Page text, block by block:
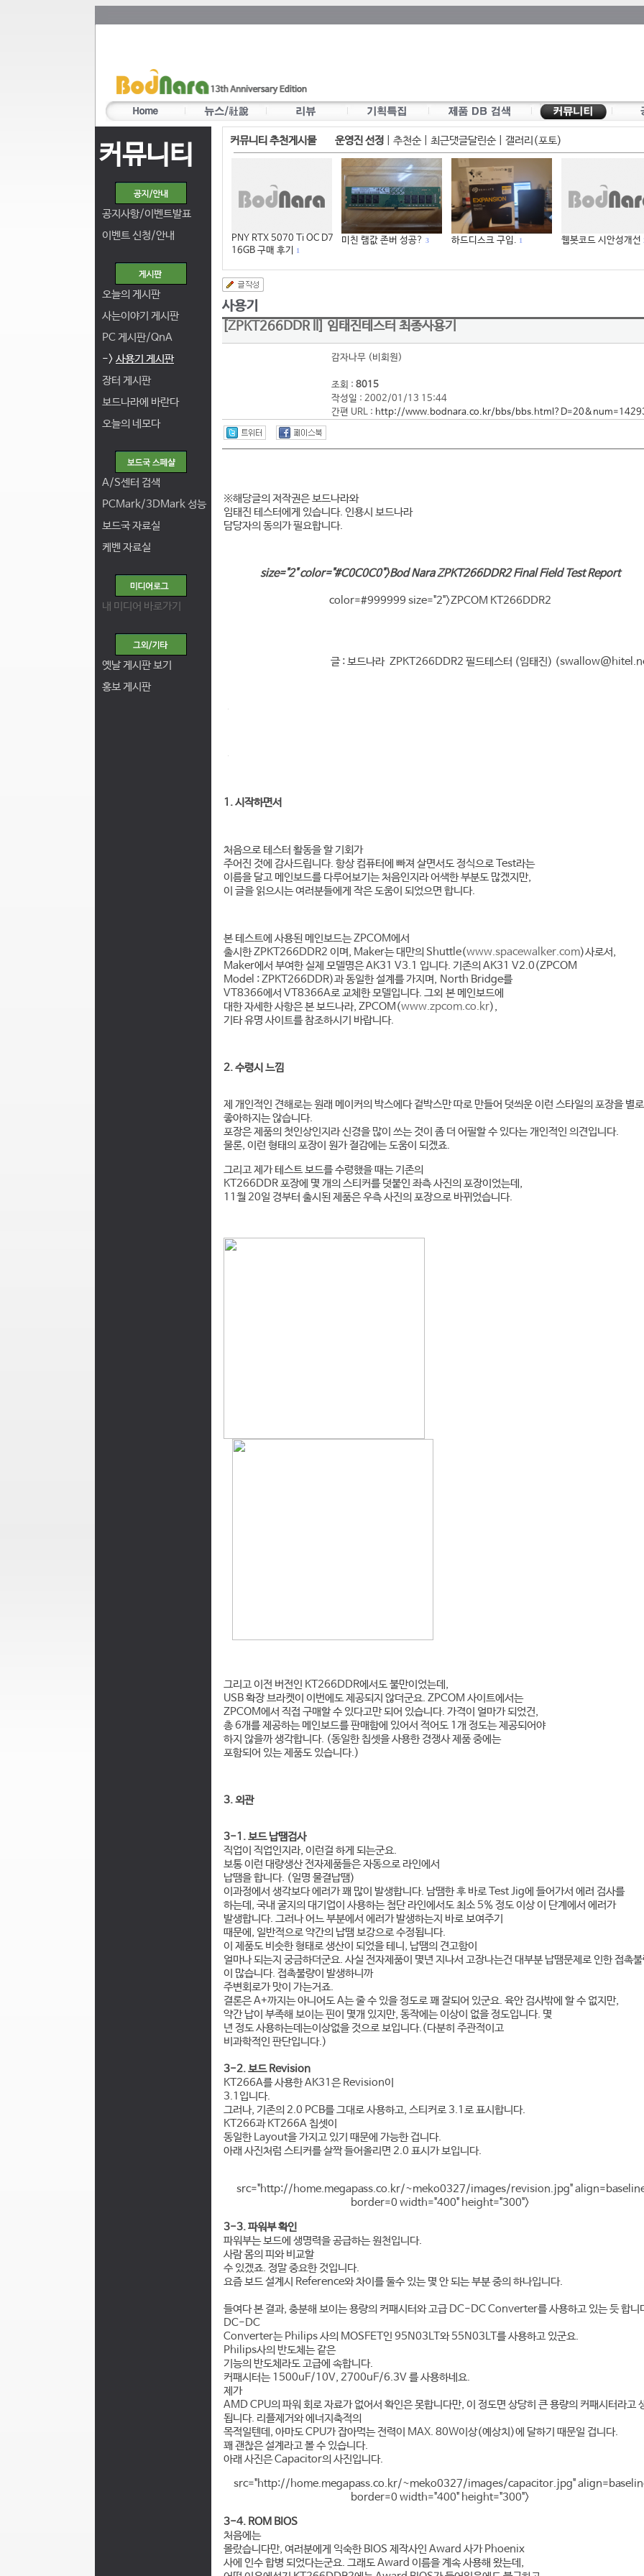
커뮤니티
공지사항/이벤트발표
이벤트 신청/안내
오늘의 게시판
사는이야기 게시판
PC 게시판/QnA
-> 사용기 게시판
장터 게시판
보드나라에 바란다
오늘의 네모다
A/S센터 검색
PCMark/3DMark 성능
보드국 자료실
케벤 자료실
내 미디어 바로가기
옛날 게시판 보기
홍보 게시판
커뮤니티 추천게시물 운영진 선정 추천순| 최근댓글달린순| 갤러리(포토)
PNY RTX 5070 Ti OC D7
16GB 구매 후기
1
미친 램값 존버 성공? 3 하드디스크 구입. 1 웹봇코드 시안성개선
[ZPKT266DDR ll] 임태진테스터 최종사용기
감자나무 (비회원)
조회 : 8015
작성일 : 2002/01/13 15:44
간편 URL : http://www.bodnara.co.kr/bbs/
※해당글의 저작권은 보드나라와
임태진 테스터에게 있습니다. 인용시 보드나라
담당자의 동의가 필요합니다.
size="2" color="#C0C0C0">Bod Nara ZPKT266DDR2 Final Field Test Report
color=#999999 size="2">ZPCOM KT266DDR2
글 : 보드나라 ZPKT266DDR2 필드테스터 (임태진)
1. 시작하면서
처음으로 테스터 활동을 할 기회가
주어진 것에 감사드립니다. 항상 컴퓨터에 빠져 살면서도 정식으로 Test라는
이름을 달고 메인보드를 다루어보기는 처음인지라 어색한 부분도 많겠지만,
이 글을 읽으시는 여러분들에게 작은 도움이 되었으면 합니다.
본 테스트에 사용된 메인보드는 ZPCOM에서
출시한 ZPKT266DDR2 이며, Maker는 대만의 Shuttle(www.spacewalker.com)사로서,
Maker에서 부여한 실제 모델명은 AK31 V3.1 입니다. 기존의 AK31 V2.0(ZPCOM
Model : ZPKT266DDR)과 동일한 설계를 가지며, North Bridge를
VT8366에서 VT8366A로 교체한 모델입니다. 그외 본 메인보드에
대한 자세한 사항은 본 보드나라, ZPCOM(www.zpcom.co.kr),
기타 유명 사이트를 참조하시기 바랍니다.
2. 수령시 느낌
제 개인적인 견해로는 원래 메이커의 박스에다 겉박스만 따로 만들어 덧씌운 이런 스타일의 포장을 별로
좋아하지는 않습니다.
포장은 제품의 첫인상인지라 신경을 많이 쓰는 것이 좀 더 어필할 수 있다는 개인적인 의견입니다.
물론, 이런 형태의 포장이 원가 절감에는 도움이 되겠죠.
그리고 제가 테스트 보드를 수령했을 때는 기존의
KT266DDR 포장에 몇 개의 스티커를 덧붙인 좌측 사진의 포장이었는데,
11월 20일 경부터 출시된 제품은 우측 사진의 포장으로 바뀌었습니다.
그리고 이전 버전인 KT266DDR에서도 불만이었는데,
USB 확장 브라켓이 이번에도 제공되지 않더군요. ZPCOM 사이트에서는
ZPCOM에서 직접 구매할 수 있다고만 되어 있습니다. 가격이 얼마가 되었건,
총 6개를 제공하는 메인보드를 판매함에 있어서 적어도 1개 정도는 제공되어야
하지 않을까 생각합니다. (동일한 칩셋을 사용한 경쟁사 제품 중에는
포함되어 있는 제품도 있습니다.)
3. 외관
3-1. 보드 납땜검사
직업이 직업인지라, 이런걸 하게 되는군요.
보통 이런 대량생산 전자제품들은 자동으로 라인에서
납땜을 합니다. (일명 물결납땜)
이과정에서 생각보다 에러가 꽤 많이 발생합니다. 남땜한 후 바로 Test Jig에 들어가서 에러 검사를
하는데, 국내 굴지의 대기업이 사용하는 첨단 라인에서도 최소 5% 정도 이상 이 단계에서 에러가
발생합니다. 그러나 어느 부분에서 에러가 발생하는지 바로 보여주기
때문에, 일반적으로 약간의 납땜 보강으로 수정됩니다.
이 제품도 비슷한 형태로 생산이 되었을 테니, 납땜의 견고함이
얼마나 되는지 궁금하더군요. 사실 전자제품이 몇년 지나서 고장나는건 대부분 납땜문제로 인한 접촉
이 많습니다. 접촉불량이 발생하니까
주변회로가 맛이 가는거죠.
결론은 A+까지는 아니어도 A는 줄 수 있을 정도로 꽤 잘되어 있군요. 육안 검사밖에 할 수 없지만,
약간 납이 부족해 보이는 핀이 몇개 있지만, 동작에는 이상이 없을 정도입니다. 몇
년 정도 사용하는데는이상없을 것으로 보입니다.(다분히 주관적이고
비과학적인 판단입니다.)
3-2. 보드 Revision
KT266A를 사용한 AK31은 Revision이
3.1입니다.
그러나, 기존의 2.0 PCB를 그대로 사용하고, 스티커로 3.1로 표시합니다.
KT266과 KT266A 칩셋이
동일한 Layout을 가지고 있기 때문에 가능한 겁니다.
아래 사진처럼 스티커를 살짝 들어올리면 2.0 표시가 보입니다.
src="http://home.megapass.co.kr/~meko0327/images/revision.jpg"
border=0 width="400" height="300">
3-3. 파워부 확인
파워부는 보드에 생명력을 공급하는 원천입니다.
사람 몸의 피와 비교할
수 있겠죠. 정말 중요한 것입니다.
요즘 보드 설계시 Reference와 차이를 둘수 있는 몇 안 되는 부분 중의 하나입니다.
들여다 본 결과, 충분해 보이는 용량의 커패시터와 고급 DC-DC Converter를 사용하고 있는 듯 합니
DC-DC
Converter는 Philips 사의 MOSFET인 95N03LT와 55N03LT를 사용하고 있군요.
Philips사의 반도체는 같은
기능의 반도체라도 고급에 속합니다.
커패시터는 1500uF/10V, 2700uF/6.3V 를 사용하네요.
제가
AMD CPU의 파워 회로 자료가 없어서 확인은 못합니다만, 이 정도면 상당히 큰 용량의 커패시터라고
됩니다. 리플제거와 에너지축적의
목적일텐데, 아마도 CPU가 잡아먹는 전력이 MAX. 80W이상(예상치)에 달하기 때문일 겁니다.
꽤 괜찮은 설계라고 볼 수 있습니다.
아래 사진은 Capacitor의 사진입니다.
src="http://home.megapass.co.kr/~meko0327/images/capacitor.jpg"
border=0 width="400" height="300">
3-4. ROM BIOS
처음에는
몰랐습니다만, 여러분에게 익숙한 BIOS 제작사인 Award 사가 Phoenix
사에 인수 합병 되었다는군요. 그래도 Award 이름을 계속 사용해 왔는데,